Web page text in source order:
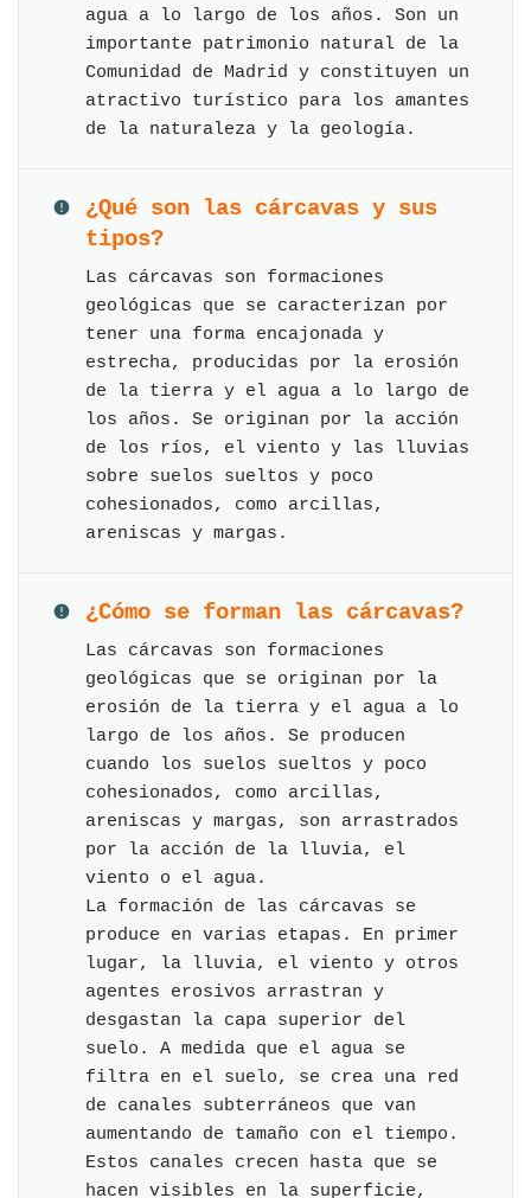
agua a lo largo de los años. Son un
importante patrimonio natural de la
Comunidad de Madrid y constituyen un
atractivo turístico para los amantes
de la naturaleza y la geología.
¿Qué son las cárcavas y sus
tipos?
Las cárcavas son formaciones
geológicas que se caracterizan por
tener una forma encajonada y
estrecha, producidas por la erosión
de la tierra y el agua a lo largo de
los años. Se originan por la acción
de los ríos, el viento y las lluvias
sobre suelos sueltos y poco
cohesionados, como arcillas,
areniscas y margas.
¿Cómo se forman las cárcavas?
Las cárcavas son formaciones
geológicas que se originan por la
erosión de la tierra y el agua a lo
largo de los años. Se producen
cuando los suelos sueltos y poco
cohesionados, como arcillas,
areniscas y margas, son arrastrados
por la acción de la lluvia, el
viento o el agua.
La formación de las cárcavas se
produce en varias etapas. En primer
lugar, la lluvia, el viento y otros
agentes erosivos arrastran y
desgastan la capa superior del
suelo. A medida que el agua se
filtra en el suelo, se crea una red
de canales subterráneos que van
aumentando de tamaño con el tiempo.
Estos canales crecen hasta que se
hacen visibles en la superficie,